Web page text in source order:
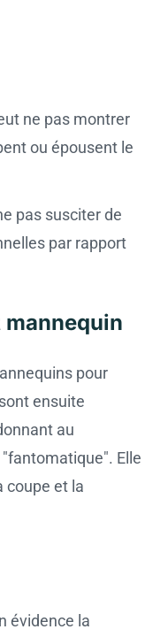
ne pas montrer
ou épousent le
pas susciter de
par rapport
pour
ensuite
au
Elle
coupe et la
évidence la